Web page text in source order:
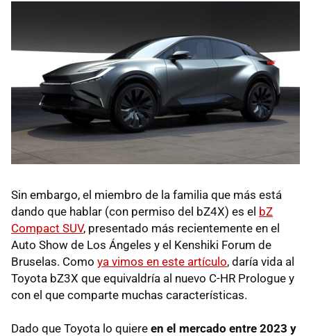
Sin embargo, el miembro de la familia que más está
dando que hablar (con permiso del bZ4X) es el bZ
Compact SUV, presentado más recientemente en el
Auto Show de Los Ángeles y el Kenshiki Forum de
Bruselas. Como ya vimos en este artículo, daría vida al
Toyota bZ3X que equivaldría al nuevo C-HR Prologue y
con el que comparte muchas características.
Dado que Toyota lo quiere en el mercado entre 2023 y